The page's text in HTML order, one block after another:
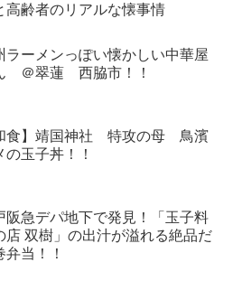
高齢者のリアルな懐事情
ラーメンっぽい懐かしい中華屋
＠翠蓮 西脇市！！
食】靖国神社 特攻の母 鳥濱
の玉子丼！！
阪急デパ地下で発見！「玉子料
店 双樹」の出汁が溢れる絶品だ
弁当！！